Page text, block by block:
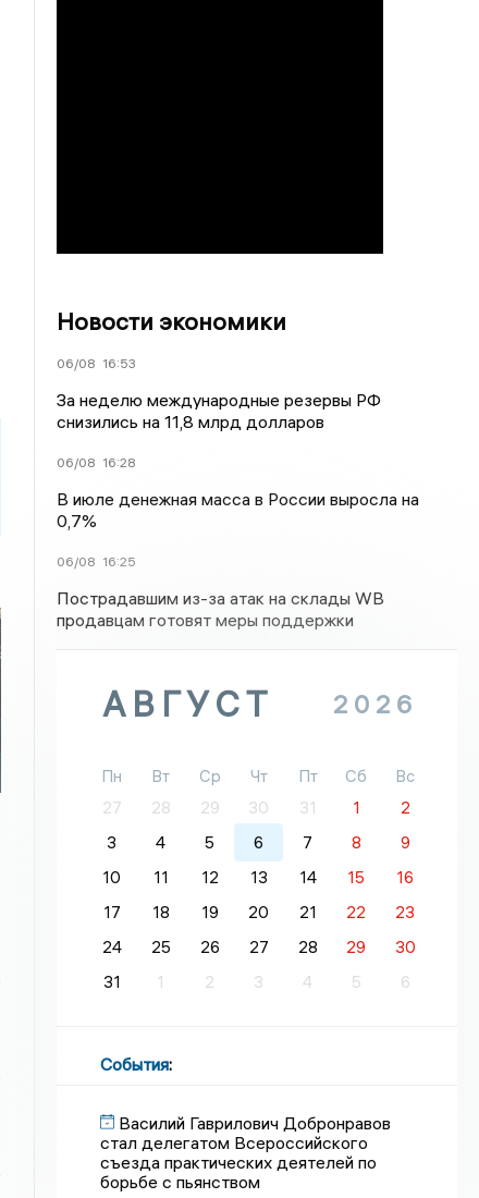
Новости экономики
06/08 16:53
За неделю международные резервы РФ
снизились на 11,8 млрд долларов
06/08 16:28
В июле денежная масса в России выросла на
0,7%
06/08 16:25
Пострадавшим из-за атак на склады WB
продавцам готовят меры поддержки
АВГУСТ 2026
Пн Вт Ср Чт Пт Сб
Вс
27
28 29 30 31 1
2
3
4 5 6 7 8
9
10
11 12 13 14 15
16
17
18 19 20 21 22
23
24
25 26 27 28 29
30
31
1 2 3 4 5 6
События:
Василий Гаврилович Добронравов
стал делегатом Всероссийского
съезда практических деятелей по
борьбе с пьянством